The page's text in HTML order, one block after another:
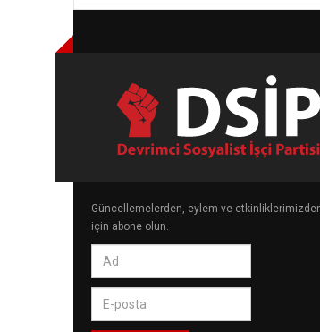
Güncellemelerden, eylem ve
için abone olun.